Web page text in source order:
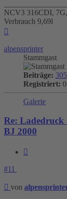
NCV3 316CDI,
Verbrauch 9,69l
alpensprinter
Stammgast
Beiträge: 305
Registriert:
Galerie
Re: Ladedruck
BJ 2000
#11
Beitrag
von